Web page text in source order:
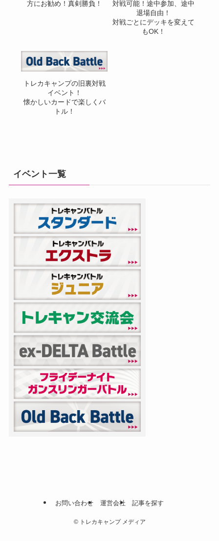
方にお勧め！真剣勝負！
対戦可能！途中参加、途中
退場自由！
対戦ごとにデッキを変えて
もOK！
トレカキャンプの旧裏対戦
イベント！
懐かしいカードで楽しくバ
トル！
イベント一覧
お問い合わせ 運営会社 記事を探す
©トレカキャンプ メディア